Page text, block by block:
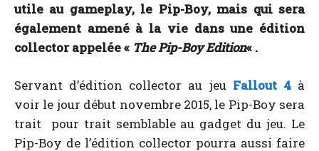
utile au gameplay, le Pip-Boy, mais qui sera
également amené à la vie dans une édition
collector appelée « The Pip-Boy Edition« .
Servant d’édition collector au jeu Fallout 4à
voir le jour début novembre 2015, le Pip-Boy sera
trait pour trait semblable au gadget du jeu. Le
Pip-Boy de l’édition collector pourra aussi faire